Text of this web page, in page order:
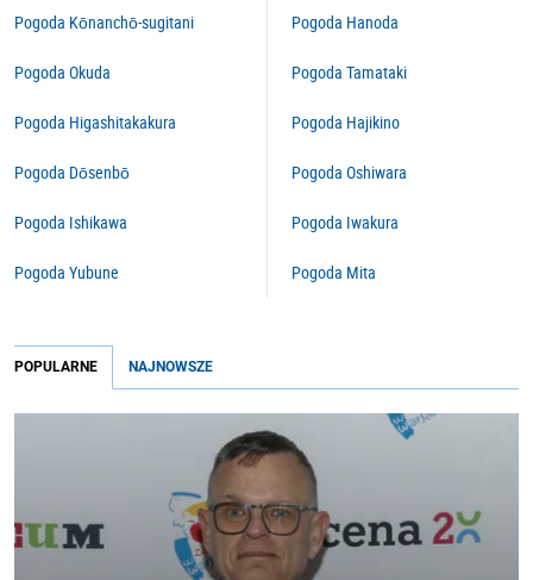
Pogoda Kōnanchō-sugitani
Pogoda Okuda
Pogoda Higashitakakura
Pogoda Dōsenbō
Pogoda Ishikawa
Pogoda Yubune
Pogoda Hanoda
Pogoda Tamataki
Pogoda Hajikino
Pogoda Oshiwara
Pogoda Iwakura
Pogoda Mita
POPULARNE NAJNOWSZE